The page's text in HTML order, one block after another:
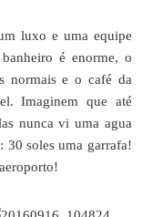
luxo e uma equipe
é enorme, o
normais e o café da
Imaginem que até
nunca vi uma agua
30 soles uma garrafa!